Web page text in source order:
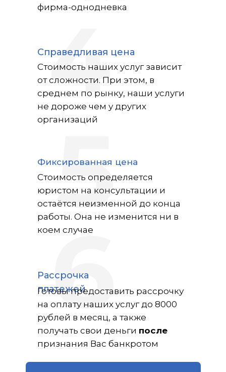
фирма-однодневка
6
5
4
Справедливая цена
Фиксированная цена
Рассрочка
платежей
Стоимость наших услуг зависит
от сложности. При этом, в
среднем по рынку, наши услуги
не дороже чем у других
организаций
Стоимость определяется
юристом на консультации и
остаётся неизменной до конца
работы. Она не изменится ни в
коем случае
Готовы предоставить рассрочку
на оплату наших услуг до 8000
рублей в месяц, а также
получать свои деньги после
признания Вас банкротом